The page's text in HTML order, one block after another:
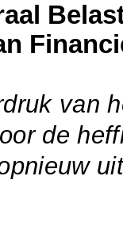
van
de